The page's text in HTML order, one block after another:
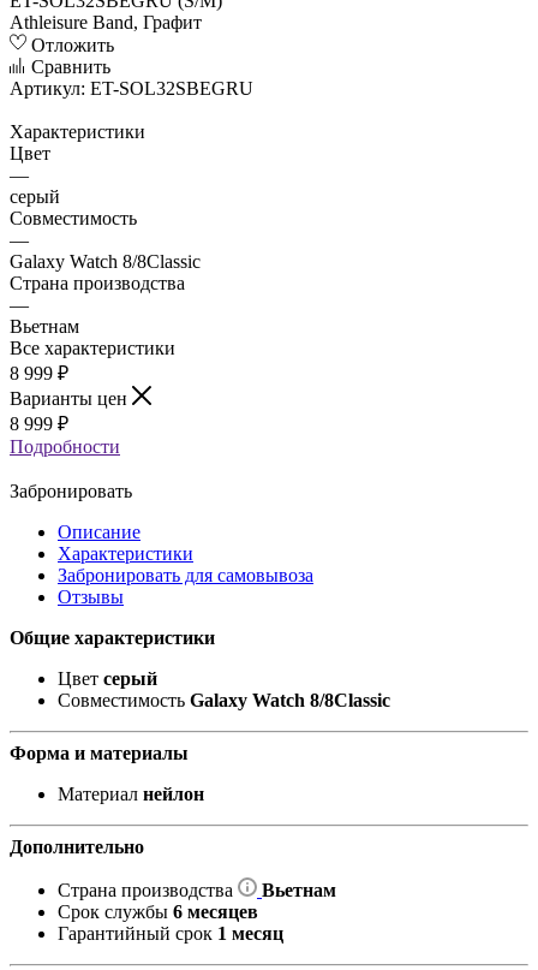
Отложить
Сравнить
Артикул: ET-SOL32SBEGRU
Характеристики
Цвет
—
серый
Совместимость
—
Galaxy Watch 8/8Classic
Страна производства
—
Вьетнам
Все характеристики
8 999 ₽
Варианты цен
8 999 ₽
Подробности
Забронировать
Описание
Характеристики
Забронировать для самовывоза
Отзывы
Общие характеристики
Цвет серый
Совместимость Galaxy Watch 8/8Classic
Форма и материалы
Материал нейлон
Дополнительно
Страна производства
Вьетнам
Срок службы 6 месяцев
Гарантийный срок 1 месяц